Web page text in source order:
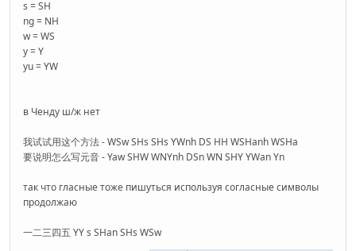
s = SH
ng = NH
w = WS
y = Y
yu = YW
в Ченду ш/ж нет
我试试用这个方法 - WSw SHs SHs YWnh DS HH WSHanh WSHa
要说明怎么写元音 - Yaw SHW WNYnh DSn WN SHY YWan Yn
так что гласные тоже пишуться используя согласные символы
продолжаю
一二三四五 YY s SHan SHs WSw